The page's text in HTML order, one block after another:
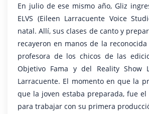
En julio de ese mismo año, Gliz
ELVS (Eileen Larracuente Voice
natal. Allí, sus clases de canto y
recayeron en manos de la
profesora de los chicos de las
Objetivo Fama y del Reality Show
Larracuente. El momento en que la
que la joven estaba preparada, fue
para trabajar con su primera